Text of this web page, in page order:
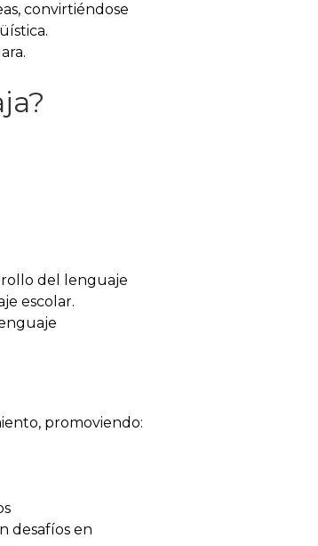
convirtiéndose
del lenguaje
escolar.
promoviendo:
desafíos en